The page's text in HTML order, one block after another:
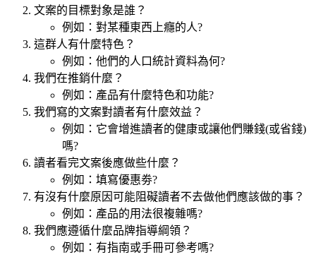
文案的目標對象是誰？
例如：對某種東西上癮的人?
這群人有什麼特色？
例如：他們的人口統計資料為何?
我們在推銷什麼？
例如：產品有什麼特色和功能?
我們寫的文案對讀者有什麼效益？
例如：它會增進讀者的健康或讓他們賺錢(或省錢)
嗎?
讀者看完文案後應做些什麼？
例如：填寫優惠劵?
有沒有什麼原因可能阻礙讀者不去做他們應該做的事？
例如：產品的用法很複雜嗎?
我們應遵循什麼品牌指導綱領？
例如：有指南或手冊可參考嗎?